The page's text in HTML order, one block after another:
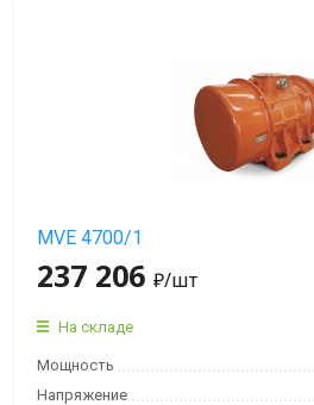
MVE 4700/1
237 206 ₽/шт
На складе
Мощность
Напряжение